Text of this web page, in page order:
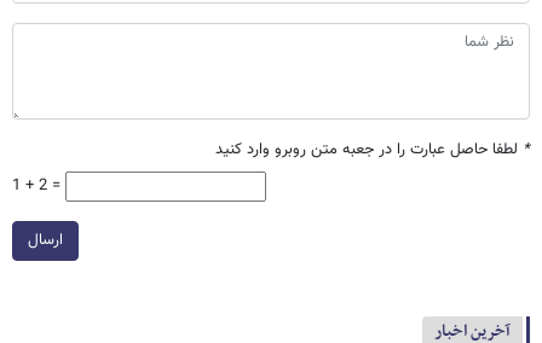
* لطفا حاصل عبارت را در جعبه متن روبرو وارد کنید
1 + 2 =
ارسال
آخرین اخبار